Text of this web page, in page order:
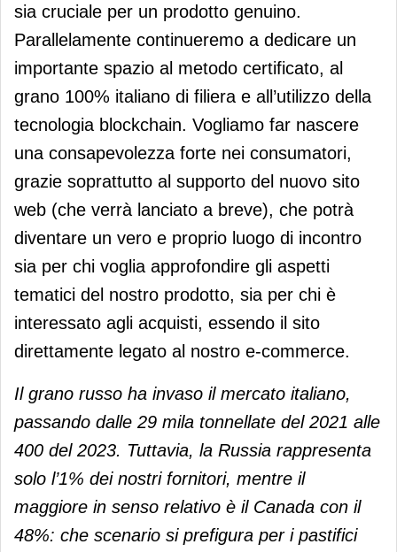
sia cruciale per un prodotto genuino.
Parallelamente continueremo a dedicare un
importante spazio al metodo certificato, al
grano 100% italiano di filiera e all’utilizzo della
tecnologia blockchain. Vogliamo far nascere
una consapevolezza forte nei consumatori,
grazie soprattutto al supporto del nuovo sito
web (che verrà lanciato a breve), che potrà
diventare un vero e proprio luogo di incontro
sia per chi voglia approfondire gli aspetti
tematici del nostro prodotto, sia per chi è
interessato agli acquisti, essendo il sito
direttamente legato al nostro e-commerce.
Il grano russo ha invaso il mercato italiano,
passando dalle 29 mila tonnellate del 2021 alle
400 del 2023. Tuttavia, la Russia rappresenta
solo l’1% dei nostri fornitori, mentre il
maggiore in senso relativo è il Canada con il
48%: che scenario si prefigura per i pastifici